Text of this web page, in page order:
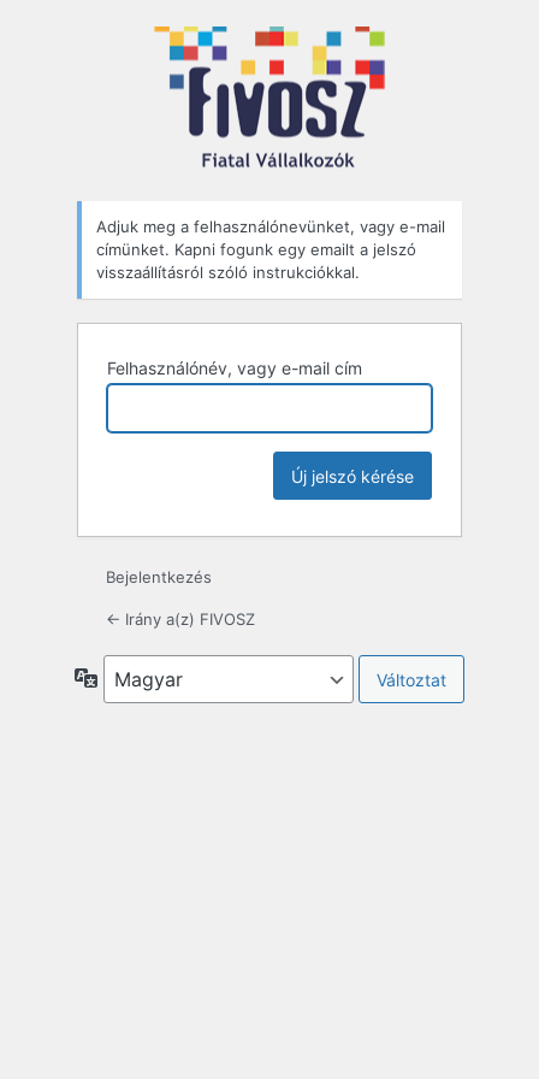
Adjuk meg a felhasználónevünket, vagy e-mail
címünket. Kapni fogunk egy emailt a jelszó
visszaállításról szóló instrukciókkal.
Felhasználónév, vagy e-mail cím
Bejelentkezés
← Irány a(z) FIVOSZ
Nyelv